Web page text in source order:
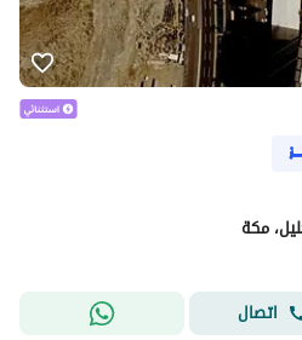
مكة
اتصال